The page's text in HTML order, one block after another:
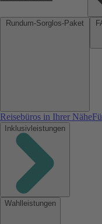
Reisebüros in Ihrer Nähe
Inklusivleistungen
Wahlleistungen